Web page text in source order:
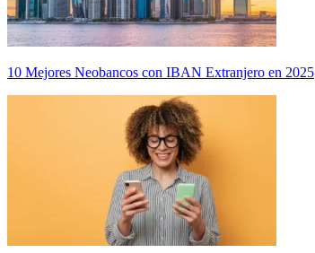
10 Mejores Neobancos con IBAN Extranjero en 2025